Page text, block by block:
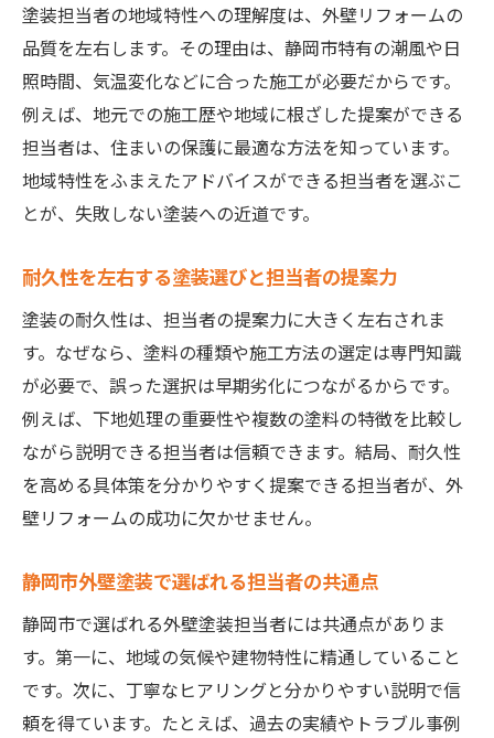
塗装担当者の地域特性への理解度は、外壁リフォームの
品質を左右します。その理由は、静岡市特有の潮風や日
照時間、気温変化などに合った施工が必要だからです。
例えば、地元での施工歴や地域に根ざした提案ができる
担当者は、住まいの保護に最適な方法を知っています。
地域特性をふまえたアドバイスができる担当者を選ぶこ
とが、失敗しない塗装への近道です。
耐久性を左右する塗装選びと担当者の提案力
塗装の耐久性は、担当者の提案力に大きく左右されま
す。なぜなら、塗料の種類や施工方法の選定は専門知識
が必要で、誤った選択は早期劣化につながるからです。
例えば、下地処理の重要性や複数の塗料の特徴を比較し
ながら説明できる担当者は信頼できます。結局、耐久性
を高める具体策を分かりやすく提案できる担当者が、外
壁リフォームの成功に欠かせません。
静岡市外壁塗装で選ばれる担当者の共通点
静岡市で選ばれる外壁塗装担当者には共通点がありま
す。第一に、地域の気候や建物特性に精通していること
です。次に、丁寧なヒアリングと分かりやすい説明で信
頼を得ています。たとえば、過去の実績やトラブル事例